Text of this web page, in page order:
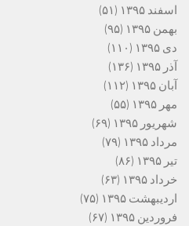
اسفند ۱۳۹۵
(۵۱)
بهمن ۱۳۹۵
(۹۵)
دی ۱۳۹۵
(۱۱۰)
آذر ۱۳۹۵
(۱۳۶)
آبان ۱۳۹۵
(۱۱۲)
مهر ۱۳۹۵
(۵۵)
شهریور ۱۳۹۵
(۶۹)
مرداد ۱۳۹۵
(۷۹)
تیر ۱۳۹۵
(۸۶)
خرداد ۱۳۹۵
(۶۳)
اردیبهشت ۱۳۹۵
(۷۵)
فروردین ۱۳۹۵
(۶۷)